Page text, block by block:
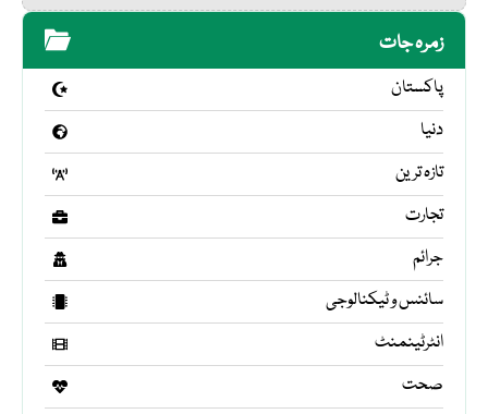
زمرہ جات
پاکستان
دنیا
تازہ ترین
تجارت
جرائم
سائنس و ٹیکنالوجی
انٹرٹینمنٹ
صحت